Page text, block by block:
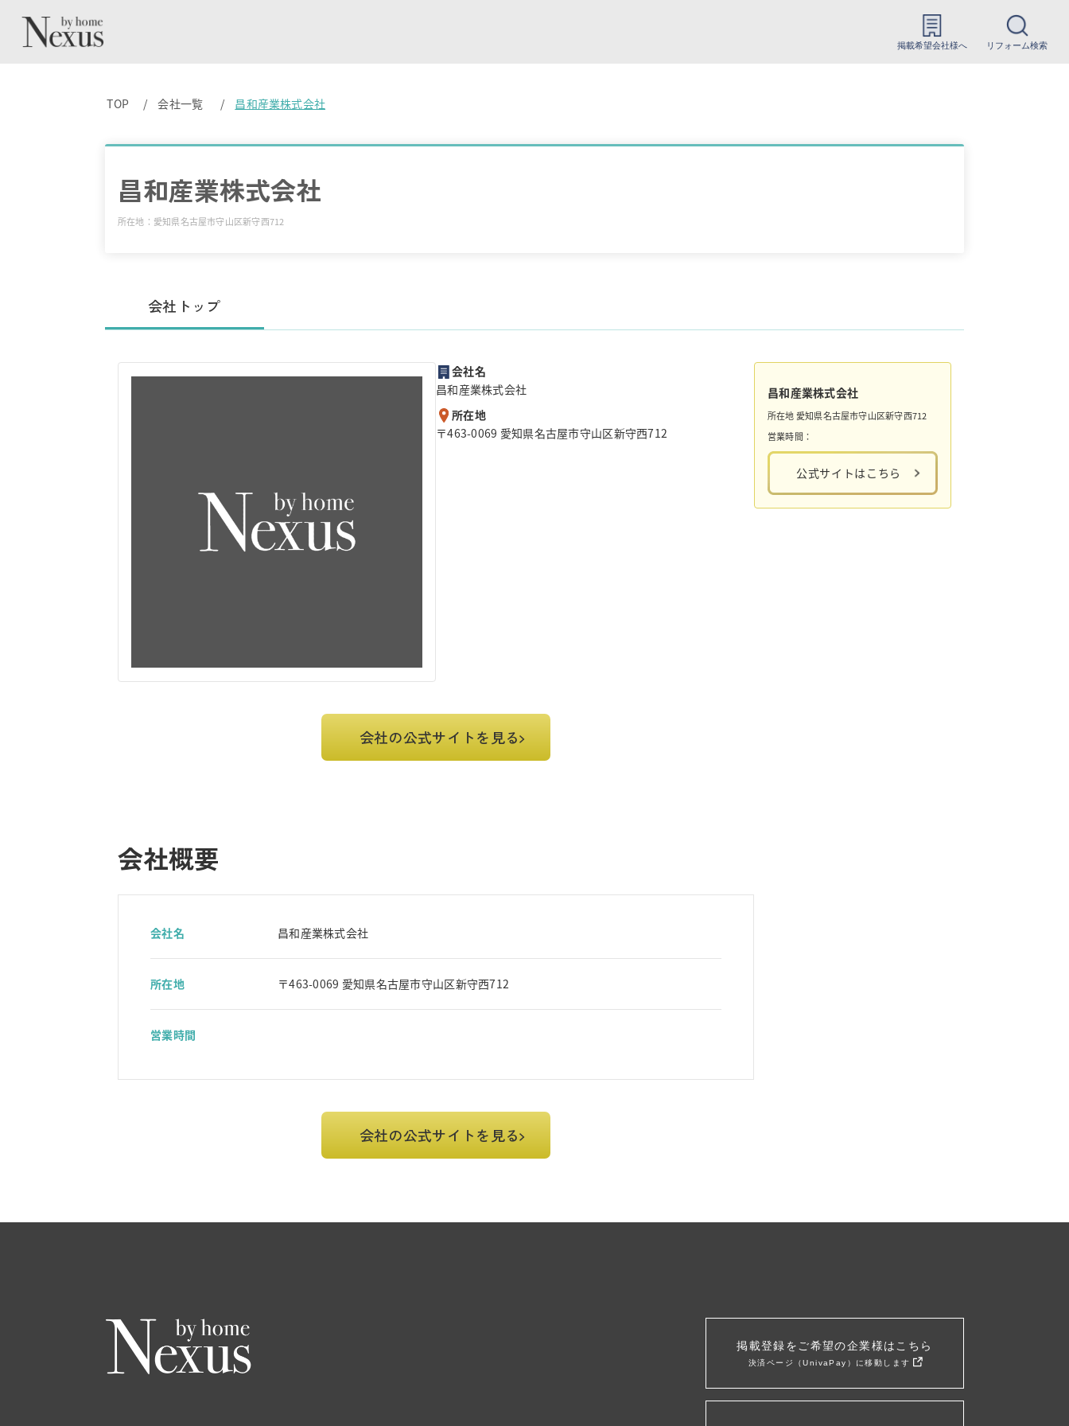
掲載希望会社様へ リフォーム検索
TOP 会社一覧 昌和産業株式会社
昌和産業株式会社
所在地：愛知県名古屋市守山区新守西712
会社トップ
会社名
昌和産業株式会社
所在地
〒463-0069 愛知県名古屋市守山区新守西712
会社の公式サイトを見る
会社概要
会社名 昌和産業株式会社
所在地 〒463-0069 愛知県名古屋市守山区新守西712
営業時間
会社の公式サイトを見る
昌和産業株式会社
所在地愛知県名古屋市守山区新守西712
営業時間：
公式サイトはこちら
掲載登録をご希望の企業様はこちら
決済ページ（UnivaPay）に移動します